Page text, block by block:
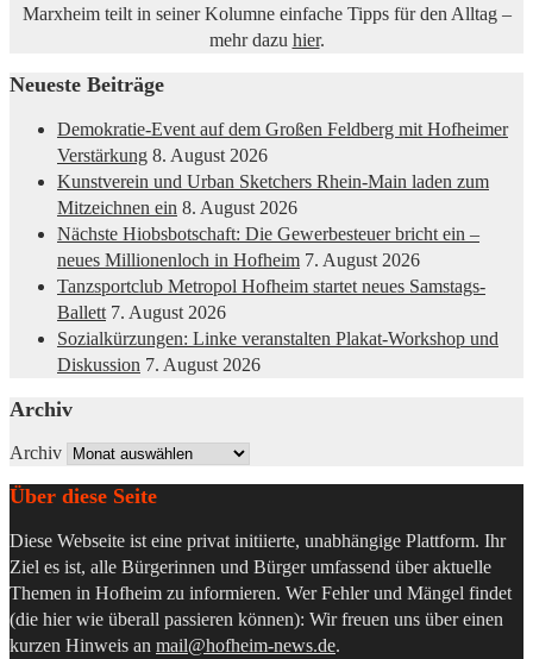
Marxheim teilt in seiner Kolumne einfache Tipps für den Alltag –
mehr dazu hier.
Neueste Beiträge
Demokratie-Event auf dem Großen Feldberg mit Hofheimer
Verstärkung 8. August 2026
Kunstverein und Urban Sketchers Rhein-Main laden zum
Mitzeichnen ein 8. August 2026
Nächste Hiobsbotschaft: Die Gewerbesteuer bricht ein –
neues Millionenloch in Hofheim 7. August 2026
Tanzsportclub Metropol Hofheim startet neues Samstags-
Ballett 7. August 2026
Sozialkürzungen: Linke veranstalten Plakat-Workshop und
Diskussion 7. August 2026
Archiv
Archiv
Über diese Seite
Diese Webseite ist eine privat initiierte, unabhängige Plattform. Ihr
Ziel es ist, alle Bürgerinnen und Bürger umfassend über aktuelle
Themen in Hofheim zu informieren. Wer Fehler und Mängel findet
(die hier wie überall passieren können): Wir freuen uns über einen
kurzen Hinweis an mail@hofheim-news.de.